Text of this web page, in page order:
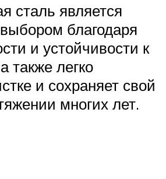
сталь является
благодаря
и устойчивости к
также легко
и сохраняет свой
многих лет.